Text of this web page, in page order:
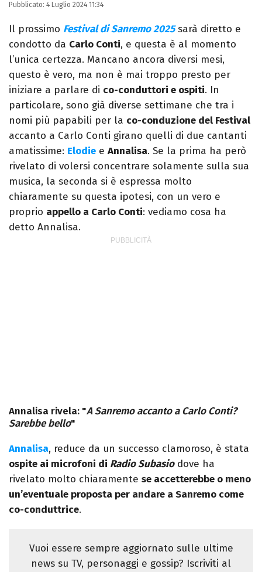
Scrittrice, copywriter, editor e pubblicista
mantovana, laureata in Lettere, Cinema e
Tv. Ha due libri all’attivo e ama la scrittura
alla follia.
Pubblicato: 4 Luglio 2024 11:34
Il prossimo Festival di Sanremo 2025sarà diretto e
condotto da Carlo Conti, e questa è al momento
l’unica certezza. Mancano ancora diversi mesi,
questo è vero, ma non è mai troppo presto per
iniziare a parlare di co-conduttori e ospiti. In
particolare, sono già diverse settimane che tra i
nomi più papabili per la co-conduzione del Festival
accanto a Carlo Conti girano quelli di due cantanti
amatissime: Elodie e Annalisa. Se la prima ha però
rivelato di volersi concentrare solamente sulla sua
musica, la seconda si è espressa molto
chiaramente su questa ipotesi, con un vero e
proprio appello a Carlo Conti: vediamo cosa ha
detto Annalisa.
Annalisa rivela: "A Sanremo accanto a Carlo Conti?
Sarebbe bello"
Annalisa, reduce da un successo clamoroso, è stata
ospite ai microfoni di Radio Subasiodove ha
rivelato molto chiaramente se accetterebbe o meno
un’eventuale proposta per andare a Sanremo come
co-conduttrice.
Vuoi essere sempre aggiornato sulle ultime
news su TV, personaggi e gossip? Iscriviti al